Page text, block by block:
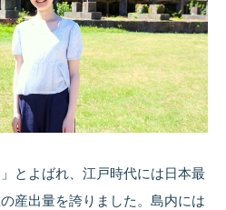
とよばれ、江戸時代には日本最
産出量を誇りました。島内には